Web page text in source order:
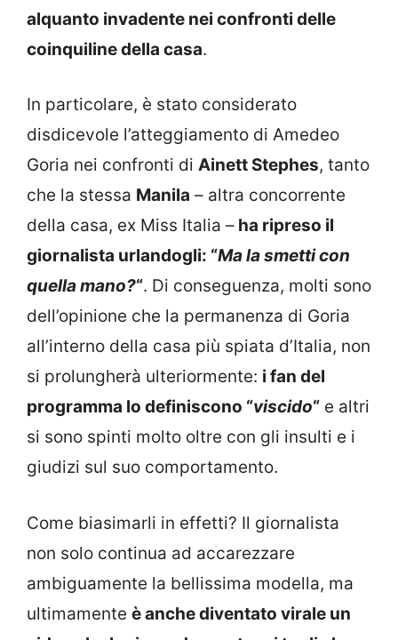
alquanto invadente nei confronti delle
coinquiline della casa.
In particolare, è stato considerato
disdicevole l’atteggiamento di Amedeo
Goria nei confronti di Ainett Stephes, tanto
che la stessa Manila – altra concorrente
della casa, ex Miss Italia – ha ripreso il
giornalista urlandogli: “Ma la smetti con
quella mano?“. Di conseguenza, molti sono
dell’opinione che la permanenza di Goria
all’interno della casa più spiata d’Italia, non
si prolungherà ulteriormente: i fan del
programma lo definiscono “viscido“ e altri
si sono spinti molto oltre con gli insulti e i
giudizi sul suo comportamento.
Come biasimarli in effetti? Il giornalista
non solo continua ad accarezzare
ambiguamente la bellissima modella, ma
ultimamente è anche diventato virale un